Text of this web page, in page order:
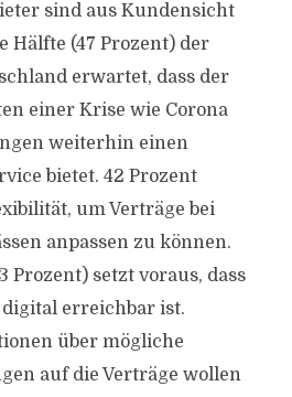
sind aus Kundensicht
Hälfte (47 Prozent) der
erwartet, dass der
einer Krise wie Corona
weiterhin einen
bietet. 42 Prozent
um Verträge bei
anpassen zu können.
Prozent) setzt voraus, dass
erreichbar ist.
über mögliche
auf die Verträge wollen